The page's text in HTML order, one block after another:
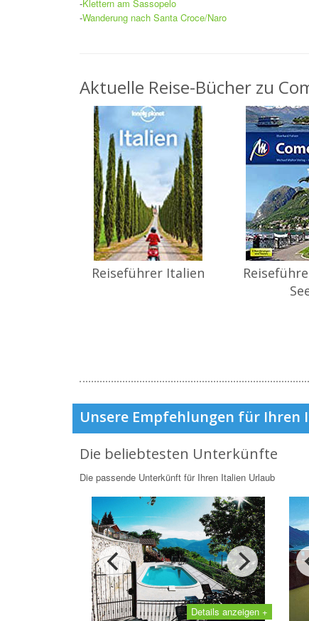
-Klettern am Sassopelo
-Wanderung nach Santa Croce/Naro
Aktuelle Reise-Bücher zu
Reiseführer Italien
Unsere Empfehlungen für Ihren
Die beliebtesten Unterkünfte
Die passende Unterkünft für Ihren Italien Urlaub
Details anzeigen +